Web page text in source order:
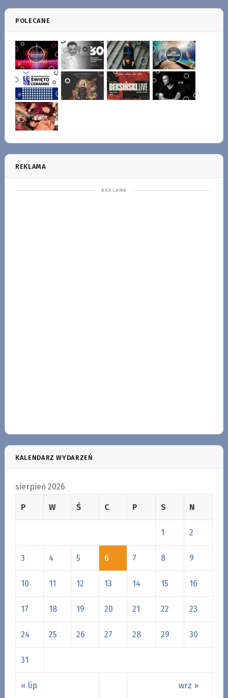
POLECANE
REKLAMA
KALENDARZ WYDARZEŃ
sierpień 2026
P W Ś C P S N
« lip wrz »
1 2
3 4 5 6 7 8 9
10 11 12 13 14 15 16
17 18 19 20 21 22 23
24 25 26 27 28 29 30
31